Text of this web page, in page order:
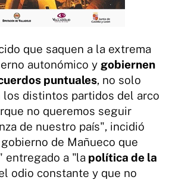
que saquen a la extrema
autonómico y gobiernen
puntuales, no solo
los distintos partidos del arco
no queremos seguir
de nuestro país", incidió
de Mañueco que
entregado a "la política de la
odio constante y que no